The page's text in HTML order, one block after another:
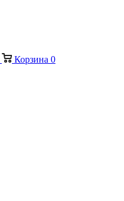
Корзина 0